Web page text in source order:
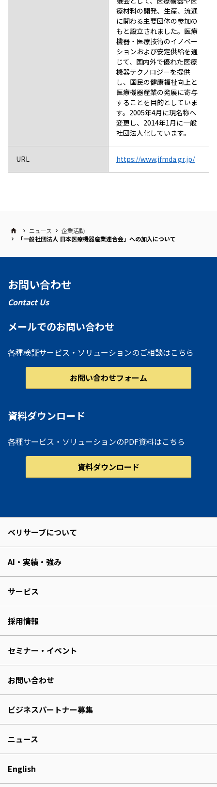
療材料の開発、生産、流通
に関わる主要団体の参加の
もと設立されました。医療
機器・医療技術のイノベー
ションおよび安定供給を通
じて、国内外で優れた医療
機器テクノロジーを提供
し、国民の健康福祉向上と
医療機器産業の発展に寄与
することを目的としていま
す。2005年4月に現名称へ
変更し、2014年1月に一般
社団法人化しています。
URL https://www.jfmda.gr.jp/
ニュース
企業活動
「一般社団法人 日本医療機器産業連合会」への加入について
お問い合わせ
Contact Us
メールでのお問い合わせ
各種検証サービス・ソリューションのご相談はこちら
お問い合わせフォーム
資料ダウンロード
各種サービス・ソリューションのPDF資料はこちら
資料ダウンロード
ベリサーブについて
AI・実績・強み
サービス
採用情報
セミナー・イベント
お問い合わせ
ビジネスパートナー募集
ニュース
English